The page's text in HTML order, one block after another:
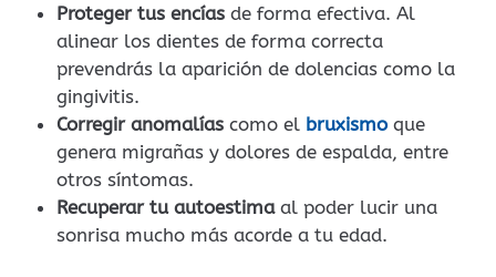
Proteger tus encíasde forma efectiva. Al
alinear los dientes de forma correcta
prevendrás la aparición de dolencias como la
gingivitis.
Corregir anomalíascomo el bruxismoque
genera migrañas y dolores de espalda, entre
otros síntomas.
Recuperar tu autoestimaal poder lucir una
sonrisa mucho más acorde a tu edad.